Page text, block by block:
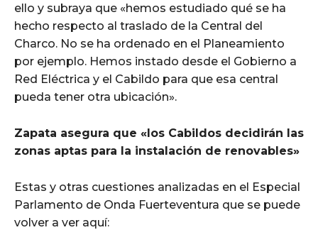
ello y subraya que «hemos estudiado qué se ha
hecho respecto al traslado de la Central del
Charco. No se ha ordenado en el Planeamiento
por ejemplo. Hemos instado desde el Gobierno a
Red Eléctrica y el Cabildo para que esa central
pueda tener otra ubicación».
Zapata asegura que «los Cabildos decidirán las
zonas aptas para la instalación de renovables»
Estas y otras cuestiones analizadas en el Especial
Parlamento de Onda Fuerteventura que se puede
volver a ver aquí: